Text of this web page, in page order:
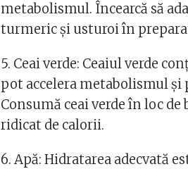
metabolismul. Încearcă să
turmeric și usturoi în
5. Ceai verde: Ceaiul verde
pot accelera metabolismul
Consumă ceai verde în loc
ridicat de calorii.
6. Apă: Hidratarea adecvată